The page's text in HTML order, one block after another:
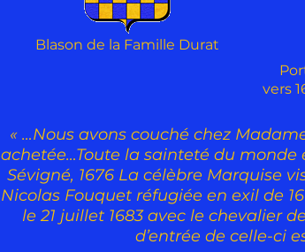
Blason de la Famille Durat
vers
« …Nous avons couché chez
achetée…Toute la sainteté du monde
Sévigné, 1676 La célèbre Marquise
Nicolas Fouquet réfugiée en exil de
le 21 juillet 1683 avec le chevalier
d’entrée de celle-ci